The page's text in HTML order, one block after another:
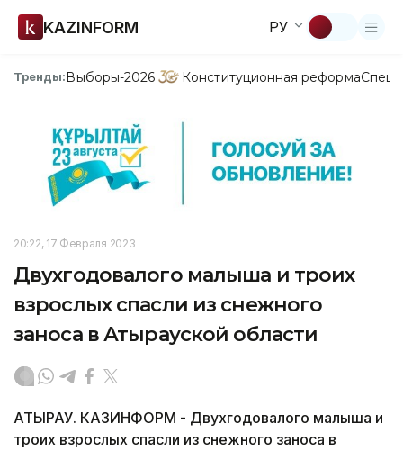
KAZINFORM РУ
Тренды:Выборы-2026 Конституционная реформа
20:22, 17 Февраля 2023
Двухгодовалого малыша и троих
взрослых спасли из снежного
заноса в Атырауской области
АТЫРАУ. КАЗИНФОРМ - Двухгодовалого малыша и
троих взрослых спасли из снежного заноса в